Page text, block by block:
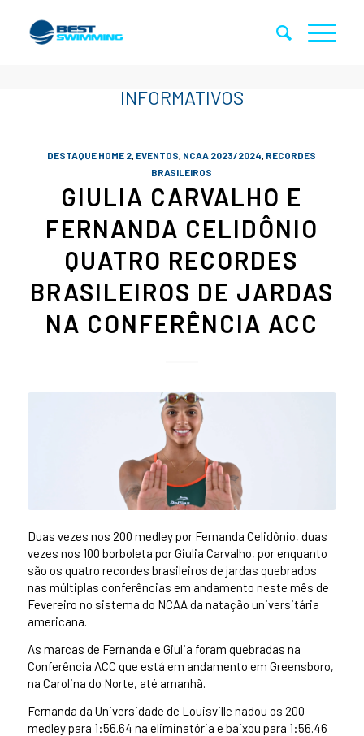
DESTAQUE HOME 2, EVENTOS, NCAA 2023/2024, RECORDES
BRASILEIROS
GIULIA CARVALHO E
FERNANDA CELIDÔNIO
QUATRO RECORDES
BRASILEIROS DE JARDAS
NA CONFERÊNCIA ACC
Duas vezes nos 200 medley por Fernanda Celidônio, duas
vezes nos 100 borboleta por Giulia Carvalho, por enquanto
são os quatro recordes brasileiros de jardas quebrados
nas múltiplas conferências em andamento neste mês de
Fevereiro no sistema do NCAA da natação universitária
americana.
As marcas de Fernanda e Giulia foram quebradas na
Conferência ACC que está em andamento em Greensboro,
na Carolina do Norte, até amanhã.
Fernanda da Universidade de Louisville nadou os 200
medley para 1:56.64 na eliminatória e baixou para 1:56.46